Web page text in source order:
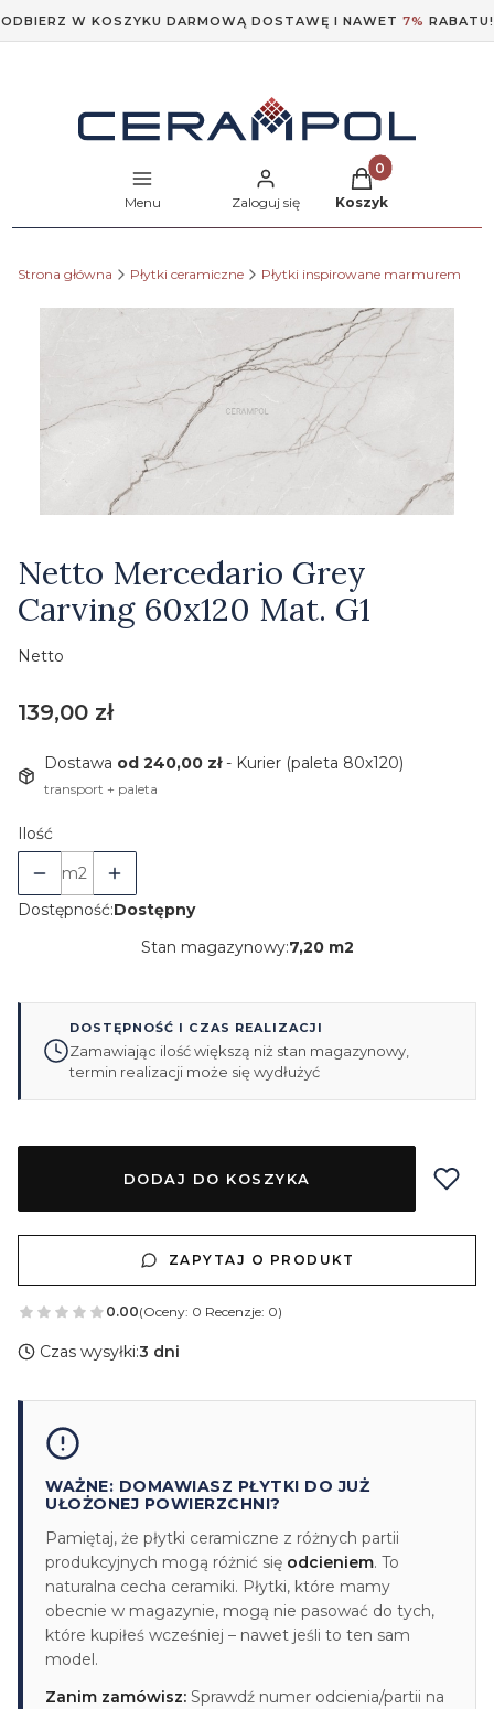
ODBIERZ W KOSZYKU DARMOWĄ DOSTAWĘ I NAWET 7% RABATU!
Menu Zaloguj się
Produkty w
Koszyk
Strona główna Płytki ceramiczne Płytki inspirowane marmurem
Netto Mercedario Grey
Carving 60x120 Mat. G1
Netto
Cena
139,00 zł
Dostawa od 240,00 zł- Kurier (paleta 80x120)
transport + paleta
Ilość
m2
Dostępność:Dostępny
Stan magazynowy:7,20 m2
DOSTĘPNOŚĆ I CZAS REALIZACJI
Zamawiając ilość większą niż stan magazynowy,
termin realizacji może się wydłużyć
DODAJ DO KOSZYKA
ZAPYTAJ O PRODUKT
0.00(Oceny: 0 Recenzje: 0)
Czas wysyłki:3 dni
WAŻNE: DOMAWIASZ PŁYTKI DO JUŻ
UŁOŻONEJ POWIERZCHNI?
Pamiętaj, że płytki ceramiczne z różnych partii
produkcyjnych mogą różnić się odcieniem. To
naturalna cecha ceramiki. Płytki, które mamy
obecnie w magazynie, mogą nie pasować do tych,
które kupiłeś wcześniej – nawet jeśli to ten sam
model.
Zanim zamówisz: Sprawdź numer odcienia/partii na